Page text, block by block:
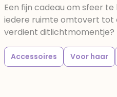
Een fijn cadeau om sfeer
iedere ruimte omtovert tot
verdient ditlichtmomentje?
Accessoires Voor haar